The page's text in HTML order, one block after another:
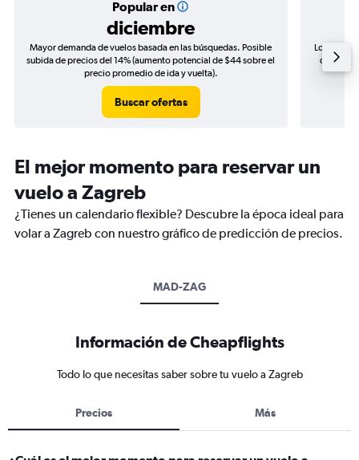
Popular en
diciembre
Mayor demanda de vuelos basada en las búsquedas. Posible
subida de precios del 14% (aumento potencial de $44 sobre el
precio promedio de ida y vuelta).
Buscar ofertas
Los
de
El mejor momento para reservar un
vuelo a Zagreb
¿Tienes un calendario flexible? Descubre la época ideal para
volar a Zagreb con nuestro gráfico de predicción de precios.
MAD-ZAG
Información de Cheapflights
Todo lo que necesitas saber sobre tu vuelo a Zagreb
Precios Más